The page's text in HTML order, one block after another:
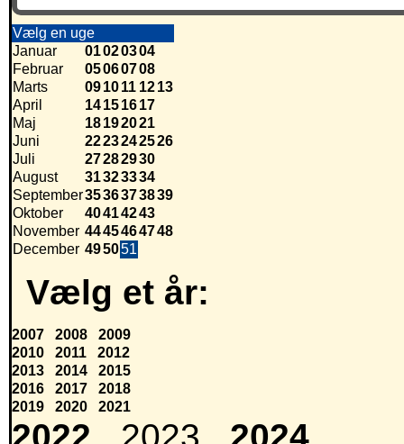
Vælg en uge
Januar
01020304
Februar
05060708
Marts
091011 1213
April
14151617
Maj
18192021
Juni
2223242526
Juli
27282930
August
31323334
September3536373839
Oktober
40414243
November 4445464748
December 495051
Vælg et år:
2007 2008
2009
2010
2011
2012
2013
2014
2015
2016
2017
2018
2019
2020 2021